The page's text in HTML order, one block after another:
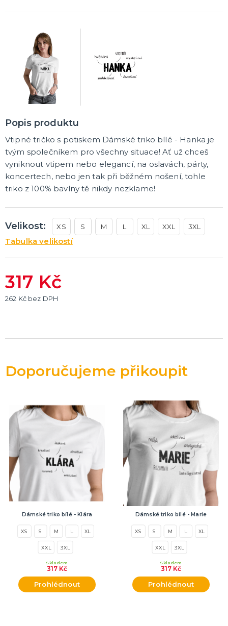
Popis produktu
Vtipné tričko s potiskem Dámské triko bílé - Hanka je
tvým společníkem pro všechny situace! Ať už chceš
vyniknout vtipem nebo elegancí, na oslavách, párty,
koncertech, nebo jen tak při běžném nošení, tohle
triko z 100% bavlny tě nikdy nezklame!
Velikost: XS S M L XL XXL 3XL
Tabulka velikostí
317 Kč
262 Kč bez DPH
Doporučujeme přikoupit
Dámské triko bílé - Klára
XS S M L XL
XXL 3XL
317 Kč
Skladem
Prohlédnout
Dámské triko bílé - Marie
XS S M L XL
XXL 3XL
317 Kč
Skladem
Prohlédnout